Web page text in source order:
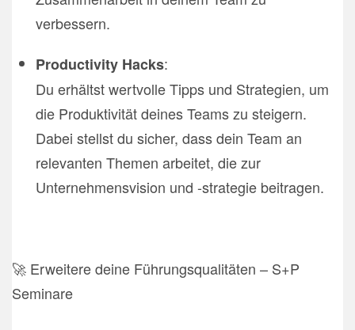
verbessern.
Productivity Hacks:
Du erhältst wertvolle Tipps und Strategien, um
die Produktivität deines Teams zu steigern.
Dabei stellst du sicher, dass dein Team an
relevanten Themen arbeitet, die zur
Unternehmensvision und -strategie beitragen.
🚀 Erweitere deine Führungsqualitäten – S+P
Seminare